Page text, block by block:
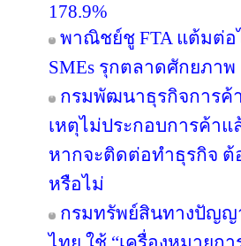
178.9%
พาณิชย์ชู FTA แต้มต่อ
SMEs รุกตลาดศักยภาพ
กรมพัฒนาธุรกิจการค้
เหตุไม่ประกอบการค้าแ
หากจะติดต่อทำธุรกิจ ต้
หรือไม่
กรมทรัพย์สินทางปัญญ